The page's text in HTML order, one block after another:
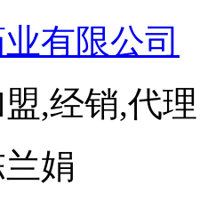
有限公司
,经销,代理
娟